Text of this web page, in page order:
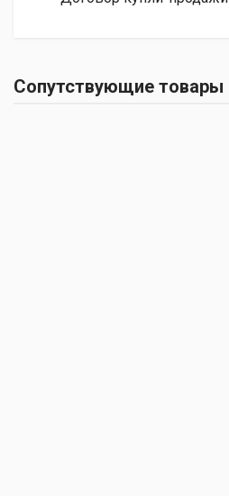
Сопутствующие товары